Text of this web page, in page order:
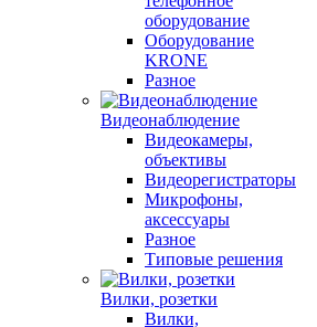
оборудование
Оборудование
KRONE
Разное
Видеонаблюдение
Видеокамеры,
объективы
Видеорегистраторы
Микрофоны,
аксессуары
Разное
Типовые решения
Вилки, розетки
Вилки,